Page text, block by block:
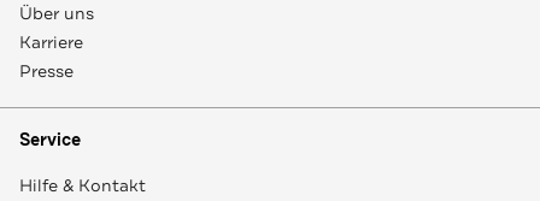
Über uns
Karriere
Presse
Service
Hilfe & Kontakt